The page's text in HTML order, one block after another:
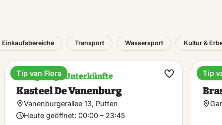
Einkaufsbereiche Transport Wassersport Kultur &
Einzigartige Unterkünfte
Kasteel De Vanenburg
Vanenburgerallee 13, Putten
Heute geöffnet: 00:00 – 23:45
Tip van Flora
Favorit
machen
Tip